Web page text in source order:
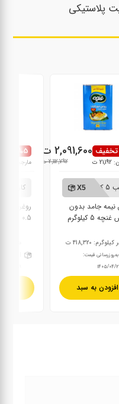
پلاستیکی
ت
2,091,600 ت
2,112,792 ت
X5
نیمه جامد بدون
5 کیلوگرم
418,320 ت
قیمت:
۰۴/۲۵
افزودن به سبد
%5 تخفیف
مارجین: 50,000 ت
کارتن 12 عددی
روغن
0.5 لیتر